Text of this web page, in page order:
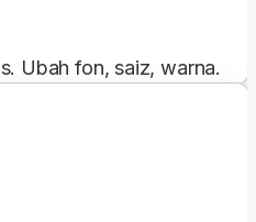
Ubah fon, saiz, warna.